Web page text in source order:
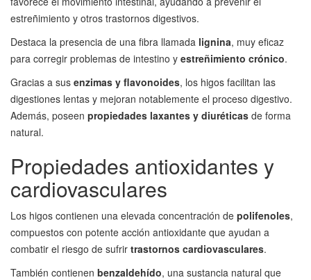
estreñimiento y otros trastornos digestivos.
Destaca la presencia de una fibra llamada lignina, muy eficaz
para corregir problemas de intestino y estreñimiento crónico.
Gracias a sus enzimas y flavonoides, los higos facilitan las
digestiones lentas y mejoran notablemente el proceso digestivo.
Además, poseen propiedades laxantes y diuréticas de forma
natural.
Propiedades antioxidantes y
cardiovasculares
Los higos contienen una elevada concentración de polifenoles,
compuestos con potente acción antioxidante que ayudan a
combatir el riesgo de sufrir trastornos cardiovasculares.
También contienen benzaldehído, una sustancia natural que